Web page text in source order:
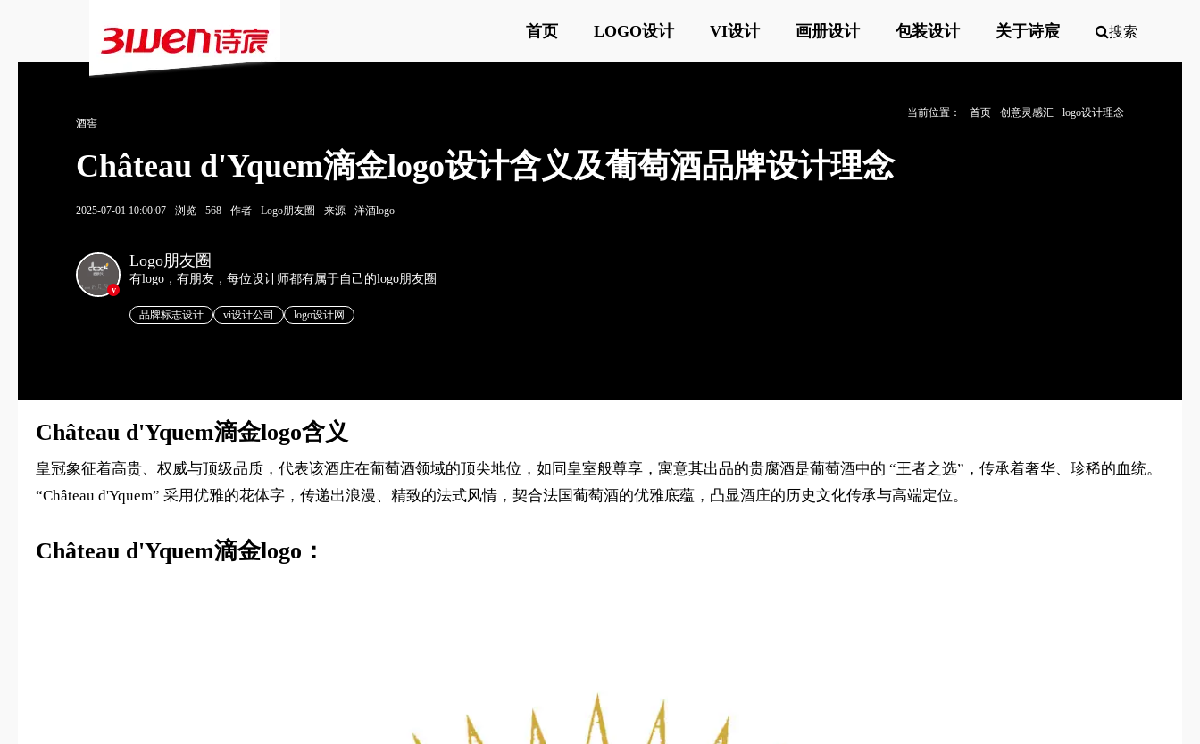
首页 LOGO设计 VI设计 画册设计 包装设计 关于诗宸 搜索
当前位置： 首页 创意灵感汇
logo设计理念
酒窖
Château d'Yquem滴金logo设计含义及葡萄酒品牌设计理念
2025-07-01 10:00:07 浏览 568 作者 Logo朋友圈 来源 洋酒logo
v
Logo朋友圈
有logo，有朋友，每位设计师都有属于自己的logo朋友圈
品牌标志设计 vi设计公司 logo设计网
Château d'Yquem滴金logo含义
皇冠象征着高贵、权威与顶级品质，代表该酒庄在葡萄酒领域的顶尖地位，如同皇室般尊享，寓意其出品的贵腐酒是葡萄酒中的 “王者之选”，传承着奢华、珍稀的血统。
“Château d'Yquem” 采用优雅的花体字，传递出浪漫、精致的法式风情，契合法国葡萄酒的优雅底蕴，凸显酒庄的历史文化传承与高端定位。
Château d'Yquem滴金logo：